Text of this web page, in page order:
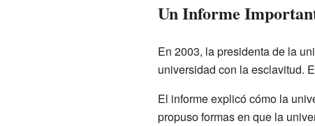
Un Informe
En 2003, la presidenta de la
universidad con la esclavitud.
El informe explicó cómo la
propuso formas en que la